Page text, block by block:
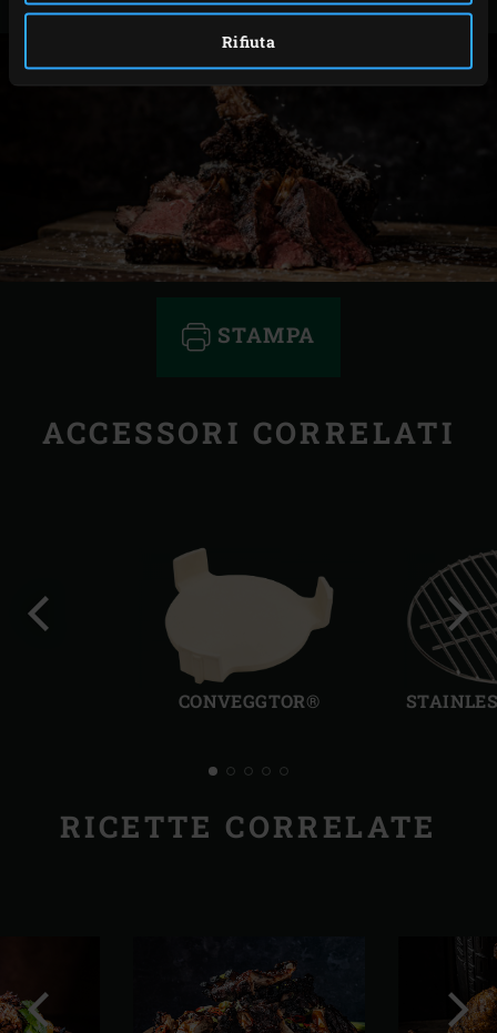
Rifiuta
STAMPA
ACCESSORI CORRELATI
CONVEGGTOR®
RICETTE CORRELATE